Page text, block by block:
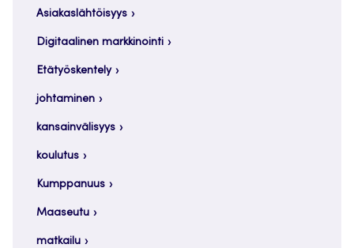
Asiakaslähtöisyys
Digitaalinen markkinointi
Etätyöskentely
johtaminen
kansainvälisyys
koulutus
Kumppanuus
Maaseutu
matkailu